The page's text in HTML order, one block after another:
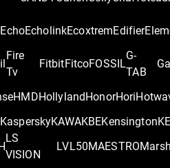
EchoEcholinkEcoxtremEdifier
Fire
Tv
FitbitFitcoFOSSIL
G-
TAB
HMDHollylandHonorHori
KasperskyKAWAKBEKensington
LS
VISION
LVL50MAESTRO